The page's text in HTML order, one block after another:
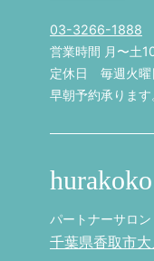
03-3266-1888
営業時間 月〜土
定休日 毎週火曜
早朝予約承ります
パートナーサロン
千葉県香取市